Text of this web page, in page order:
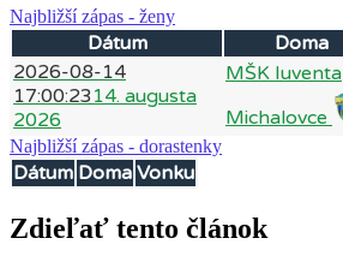
Najbližší zápas - ženy
Dátum Doma
2026-08-14
17:00:23 14. augusta
2026
MŠK Iuventa
Michalovce
Najbližší zápas - dorastenky
Dátum Doma Vonku
Zdieľať tento článok